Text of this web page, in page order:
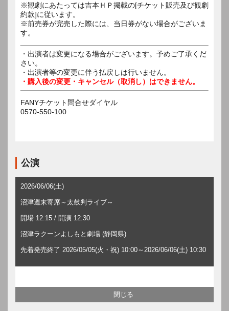
※観劇にあたっては吉本ＨＰ掲載の[チケット販売及び観劇
約款]に従います。
※前売券が完売した際には、当日券がない場合がございま
す。
・出演者は変更になる場合がございます。予めご了承くだ
さい。
・出演者等の変更に伴う払戻しは行いません。
・購入後の変更・キャンセル（取消し）はできません。
FANYチケット問合せダイヤル
0570-550-100
公演
2026/06/06(土)
沼津週末寄席～太鼓判ライブ～
開場 12:15 / 開演 12:30
沼津ラクーンよしもと劇場 (静岡県)
先着発売終了 2026/05/05(火・祝) 10:00～2026/06/06(土) 10:30